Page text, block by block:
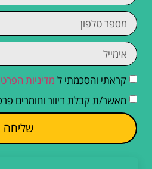
קראתי והסכמתי ל מדיניות
מאשר/ת קבלת דיוור וחומרים
שליחה